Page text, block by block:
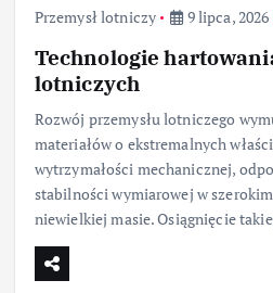
Przemysł lotniczy 9 lipca, 2026
Technologie
lotniczych
Rozwój przemysłu lotniczego
materiałów o ekstremalnych
wytrzymałości mechanicznej,
stabilności wymiarowej w
niewielkiej masie. Osiągnięcie